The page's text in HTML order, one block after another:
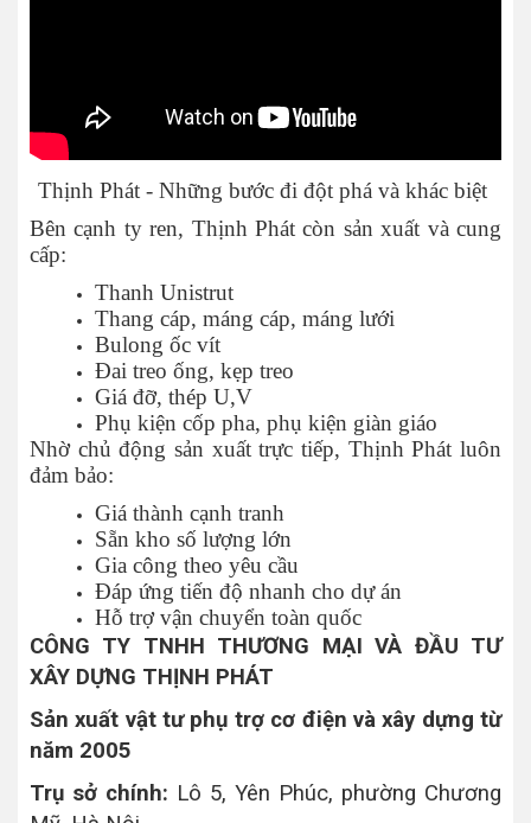
Thịnh Phát - Những bước đi đột phá và khác biệt
Bên cạnh ty ren, Thịnh Phát còn sản xuất và cung
cấp:
Thanh Unistrut
Thang cáp, máng cáp, máng lưới
Bulong ốc vít
Đai treo ống, kẹp treo
Giá đỡ, thép U,V
Phụ kiện cốp pha, phụ kiện giàn giáo
Nhờ chủ động sản xuất trực tiếp, Thịnh Phát luôn
đảm bảo:
Giá thành cạnh tranh
Sẵn kho số lượng lớn
Gia công theo yêu cầu
Đáp ứng tiến độ nhanh cho dự án
Hỗ trợ vận chuyển toàn quốc
CÔNG TY TNHH THƯƠNG MẠI VÀ ĐẦU TƯ
XÂY DỰNG THỊNH PHÁT
Sản xuất vật tư phụ trợ cơ điện và xây dựng từ
năm 2005
Trụ sở chính: Lô 5, Yên Phúc, phường Chương